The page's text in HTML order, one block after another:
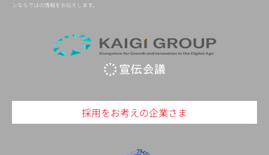
ンならではの情報をお伝えします。
採用をお考えの企業さま